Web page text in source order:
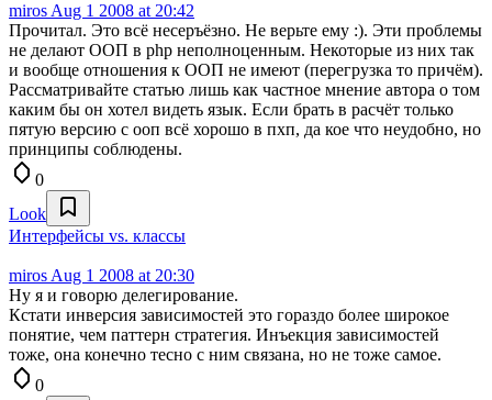
miros Aug 1 2008 at 20:42
Прочитал. Это всё несеръёзно. Не верьте ему :). Эти проблемы
не делают ООП в php неполноценным. Некоторые из них так
и вообще отношения к ООП не имеют (перегрузка то причём).
Рассматривайте статью лишь как частное мнение автора о том
каким бы он хотел видеть язык. Если брать в расчёт только
пятую версию с ооп всё хорошо в пхп, да кое что неудобно, но
принципы соблюдены.
0
Look
Интерфейсы vs. классы
miros Aug 1 2008 at 20:30
Ну я и говорю делегирование.
Кстати инверсия зависимостей это гораздо более широкое
понятие, чем паттерн стратегия. Инъекция зависимостей
тоже, она конечно тесно с ним связана, но не тоже самое.
0